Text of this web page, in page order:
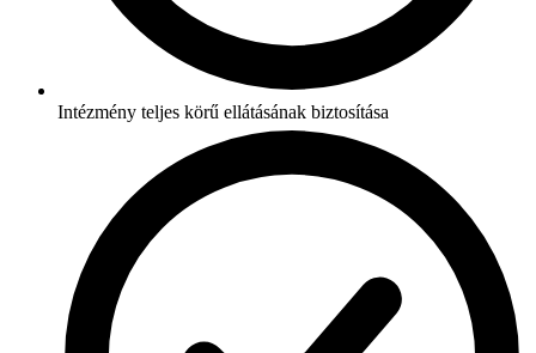
Intézmény teljes körű ellátásának biztosítása